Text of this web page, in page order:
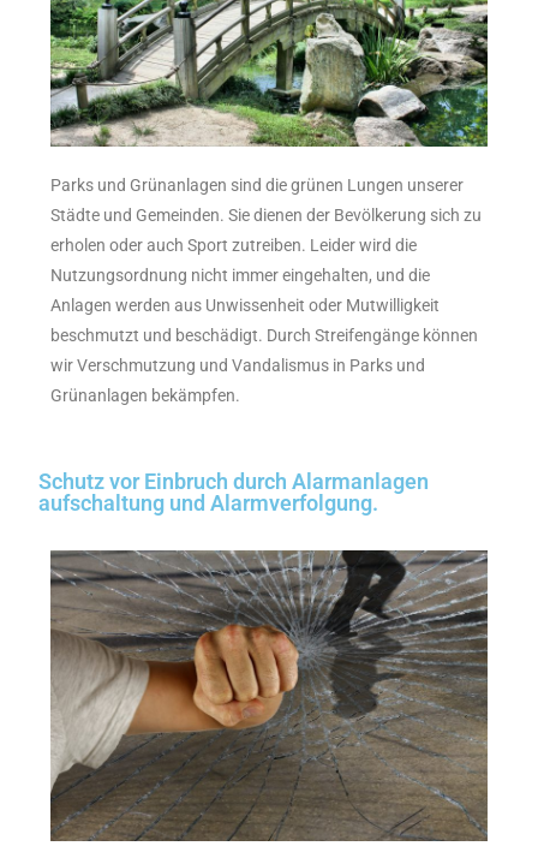
Parks und Grünanlagen sind die grünen Lungen unserer
Städte und Gemeinden. Sie dienen der Bevölkerung sich zu
erholen oder auch Sport zutreiben. Leider wird die
Nutzungsordnung nicht immer eingehalten, und die
Anlagen werden aus Unwissenheit oder Mutwilligkeit
beschmutzt und beschädigt. Durch Streifengänge können
wir Verschmutzung und Vandalismus in Parks und
Grünanlagen bekämpfen.
Schutz vor Einbruch durch Alarmanlagen
aufschaltung und Alarmverfolgung.